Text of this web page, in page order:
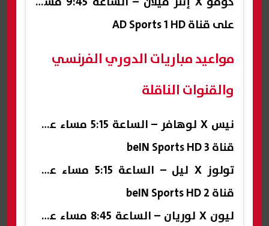
على قناة AD Sports 1 HD
مواعيد مباريات الدوري الفرنسي
والقنوات الناقلة
نيس X لوهافر – الساعة 5:15 مساء على
قناة beIN Sports HD 3
تولوز X ليل – الساعة 5:15 مساء على
قناة beIN Sports HD 2
ليون X لوريان – الساعة 8:45 مساء على